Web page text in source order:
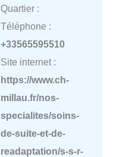
Quartier :
Téléphone :
+33565595510
Site internet :
https://www.ch-
millau.fr/nos-
specialites/soins-
de-suite-et-de-
readaptation/s-s-r-